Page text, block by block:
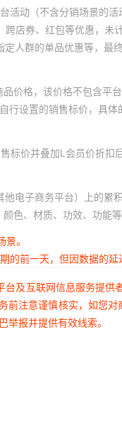
台活动（不含分销场景的
店券、红包等优惠，
人群的单品优惠等，
价格，该价格不包含平
行设置的销售标价，具
标价并叠加L会员价折扣
电子商务平台）上的累
色、材质、功效、功能
。
的前一天，但因数据的
台及互联网信息服务提
前注意谨慎核实，如您
举报并提供有效线索。